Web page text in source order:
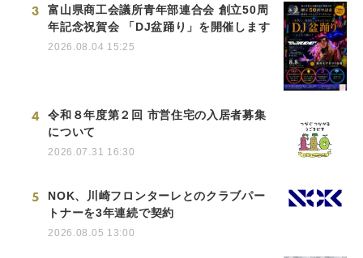
3
富山県商工会議所青年部連合会 創立50周
年記念祝賀会 「DJ盆踊り」を開催します
2026.08.04 15:25
4
令和８年度第２回 市営住宅の入居者募集
について
2026.07.31 16:30
5
NOK、川崎フロンターレとのクラブパー
トナーを3年連続で契約
2026.08.05 13:00